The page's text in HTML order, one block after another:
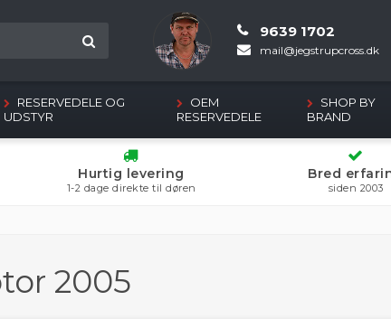
9639 1702
mail@jegstrupcross.dk
RESERVEDELE OG
UDSTYR
OEM
RESERVEDELE
SHOP BY
BRAND
Hurtig levering
1-2 dage direkte til døren
Bred
siden 2003
2005